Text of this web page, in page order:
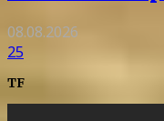
08.08.2026
25
TF